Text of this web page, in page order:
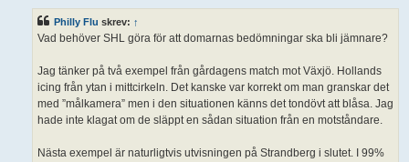
Philly Flu skrev: ↑
Vad behöver SHL göra för att domarnas bedömningar ska bli jämnare?
Jag tänker på två exempel från gårdagens match mot Växjö. Hollands
icing från ytan i mittcirkeln. Det kanske var korrekt om man granskar det
med ”målkamera” men i den situationen känns det tondövt att blåsa. Jag
hade inte klagat om de släppt en sådan situation från en motståndare.
Nästa exempel är naturligtvis utvisningen på Strandberg i slutet. I 99%